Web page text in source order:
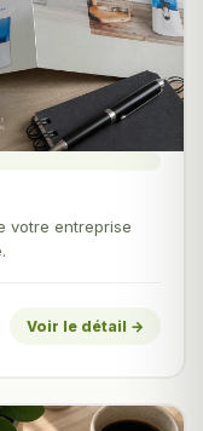
votre entreprise
Voir le détail →